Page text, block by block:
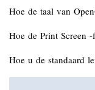
Hoe de taal van
Hoe de Print Screen
Hoe u de standaard